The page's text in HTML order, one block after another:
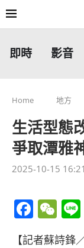
即時 影音
Home 地方
生活型態
爭取潭雅
2025-10-15 16:21
【記者蘇詩